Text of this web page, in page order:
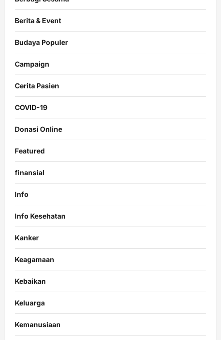
Berita & Event
Budaya Populer
Campaign
Cerita Pasien
COVID-19
Donasi Online
Featured
finansial
Info
Info Kesehatan
Kanker
Keagamaan
Kebaikan
Keluarga
Kemanusiaan